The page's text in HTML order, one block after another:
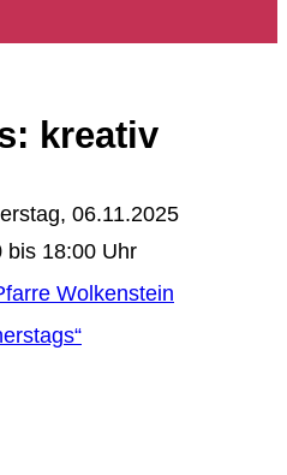
kreativ
06.11.2025
bis 18:00 Uhr
Wolkenstein